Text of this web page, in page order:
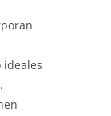
ideales